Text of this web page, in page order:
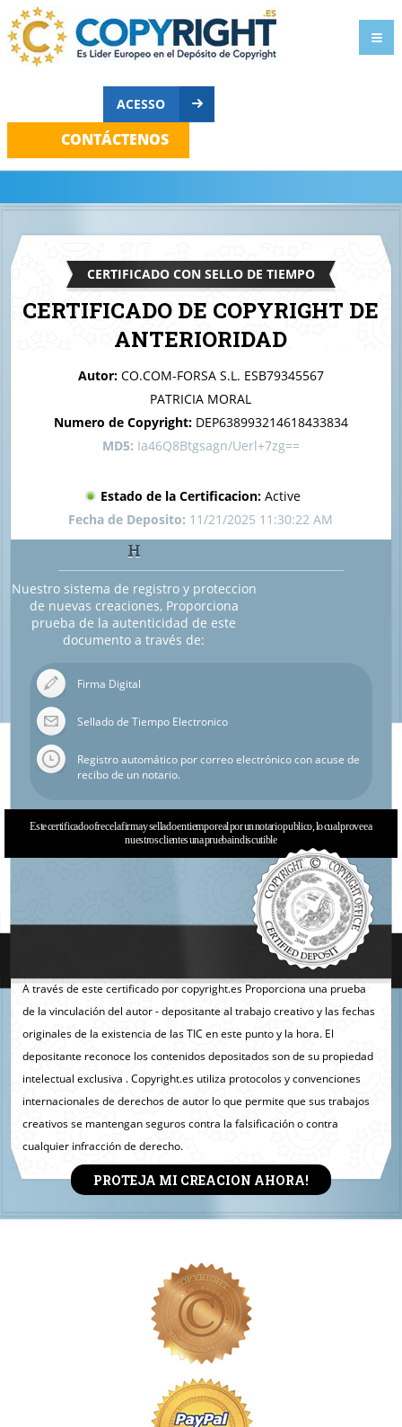
ACESSO
CONTÁCTENOS
CERTIFICADO CON SELLO DE TIEMPO
CERTIFICADO DE COPYRIGHT DE
ANTERIORIDAD
colgante
Autor: CO.COM-FORSA S.L. ESB79345567
PATRICIA MORAL
Numero de Copyright: DEP638993214618433834
MD5: Ia46Q8Btgsagn/Uerl+7zg==
Estado de la Certificacion: Active
Fecha de Deposito: 11/21/2025 11:30:22 AM
H
Nuestro sistema de registro y proteccion
de nuevas creaciones, Proporciona
prueba de la autenticidad de este
documento a través de:
Firma Digital
Sellado de Tiempo Electronico
Registro automático por correo electrónico con acuse de
recibo de un notario.
Este certificado ofrece la firma y sellado en tiempo real por un notario publico, lo cual provee a
nuestros clientes una prueba indiscutible
A través de este certificado por copyright.es Proporciona una prueba
de la vinculación del autor - depositante al trabajo creativo y las fechas
originales de la existencia de las TIC en este punto y la hora. El
depositante reconoce los contenidos depositados son de su propiedad
intelectual exclusiva . Copyright.es utiliza protocolos y convenciones
internacionales de derechos de autor lo que permite que sus trabajos
creativos se mantengan seguros contra la falsificación o contra
cualquier infracción de derecho.
PROTEJA MI CREACION AHORA!